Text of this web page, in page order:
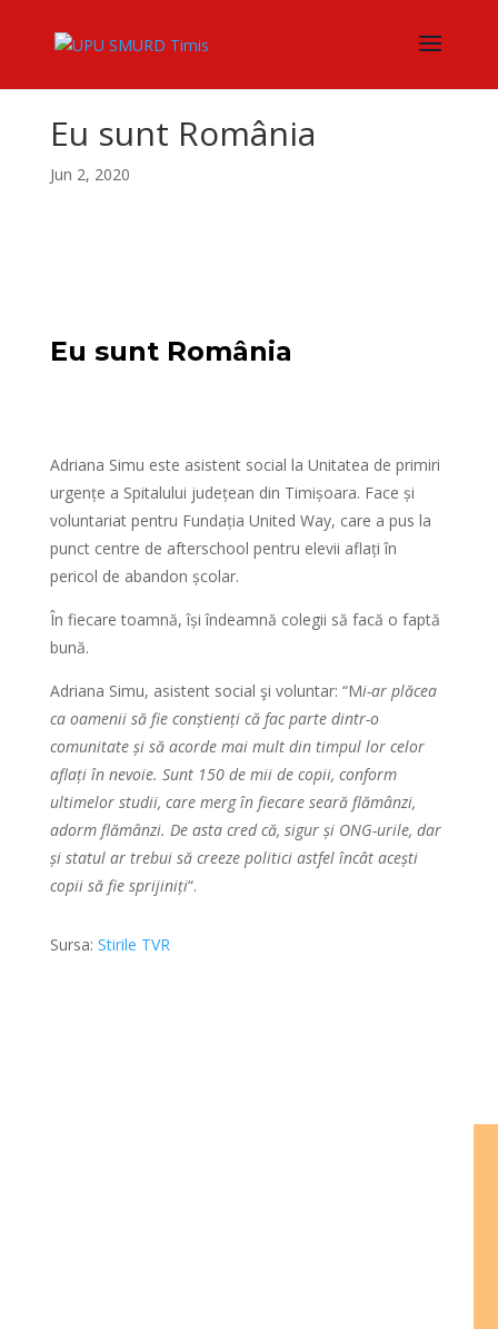
Eu sunt România
Jun 2, 2020
Eu sunt România
Adriana Simu este asistent social la Unitatea de primiri
urgențe a Spitalului județean din Timișoara. Face și
voluntariat pentru Fundația United Way, care a pus la
punct centre de afterschool pentru elevii aflați în
pericol de abandon școlar.
În fiecare toamnă, își îndeamnă colegii să facă o faptă
bună.
Adriana Simu, asistent social şi voluntar: “Mi-ar plăcea
ca oamenii să fie conștienți că fac parte dintr-o
comunitate și să acorde mai mult din timpul lor celor
aflați în nevoie. Sunt 150 de mii de copii, conform
ultimelor studii, care merg în fiecare seară flămânzi,
adorm flămânzi. De asta cred că, sigur și ONG-urile, dar
și statul ar trebui să creeze politici astfel încât acești
copii să fie sprijiniți“.
Sursa: Stirile TVR